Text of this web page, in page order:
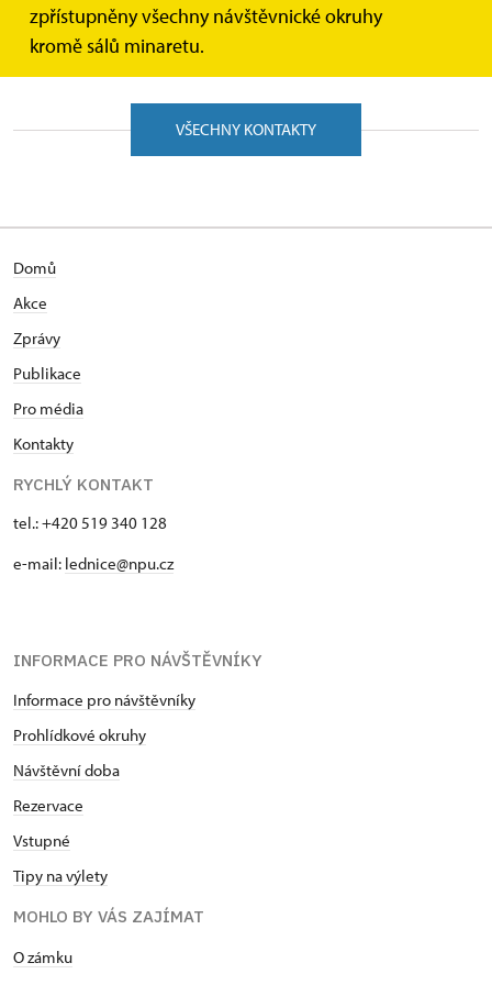
zpřístupněny všechny návštěvnické okruhy
kromě sálů minaretu.
Nevíte si rady? Nevadí, ozvěte se nám, rádi vám poradíme.
VŠECHNY KONTAKTY
Domů
Akce
Zprávy
Publikace
Pro média
Kontakty
RYCHLÝ KONTAKT
tel.: +420 519 340 128
e-mail: lednice@npu.cz
INFORMACE PRO NÁVŠTĚVNÍKY
Informace pro návštěvníky
Prohlídkové okruhy
Návštěvní doba
Rezervace
Vstupné
Tipy na výlety
MOHLO BY VÁS ZAJÍMAT
O zámku